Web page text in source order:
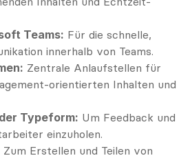
Teams: Für die schnelle,
innerhalb von Teams.
Zentrale Anlaufstellen für
orientierten Inhalten und
Typeform: Um Feedback und
einzuholen.
Zum Erstellen und Teilen von